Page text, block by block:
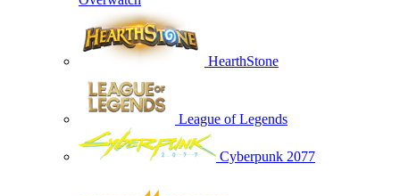
HearthStone
League of Legends
Cyberpunk 2077